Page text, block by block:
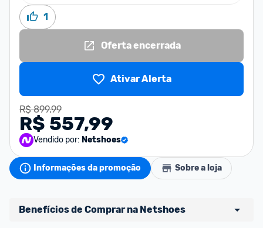
1
Oferta encerrada
Ativar Alerta
R$ 899,99
R$ 557,99
Vendido por: Netshoes
Informações da promoção Sobre a loja
Benefícios de Comprar na Netshoes